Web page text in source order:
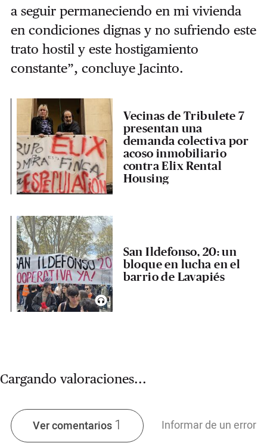
a seguir permaneciendo en mi vivienda
en condiciones dignas y no sufriendo este
trato hostil y este hostigamiento
constante”, concluye Jacinto.
Vecinas de Tribulete 7
presentan una
demanda colectiva por
acoso inmobiliario
contra Elix Rental
Housing
San Ildefonso, 20: un
bloque en lucha en el
barrio de Lavapiés
Cargando valoraciones...
Ver comentarios 1 Informar de un error